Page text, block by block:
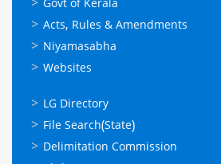
ഉപയോഗപ്രദമായ
കണ്ണികള്‍
Govt of Kerala
Acts, Rules & Amendments
Niyamasabha
Websites
ഉപയോഗപ്രദമായ
കണ്ണികള്‍
LG Directory
File Search(State)
Delimitation Commission